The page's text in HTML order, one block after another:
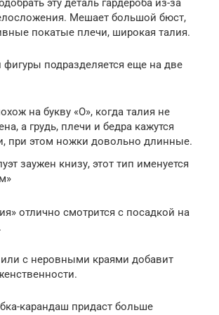
эту деталь гардероба из-за
Мешает большой бюст,
покатые плечи, широкая талия.
фигуры подразделяется еще на две
на букву «О», когда талия не
а грудь, плечи и бедра кажутся
при этом ножки довольно длинные.
заужен книзу, этот тип именуется
отлично смотрится с посадкой на
с неровными краями добавит
карандаш придаст больше